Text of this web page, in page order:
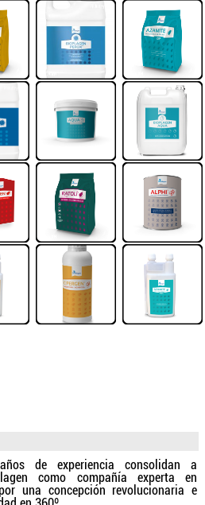
de experiencia consolidan a
como compañía experta en
una concepción revolucionaria e